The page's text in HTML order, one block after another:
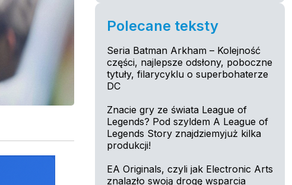
Polecane teksty
Seria Batman Arkham – Kolejność
części, najlepsze odsłony, poboczne
tytuły, filarycyklu o superbohaterze
DC
Znacie gry ze świata League of
Legends? Pod szyldem A League of
Legends Story znajdziemyjuż kilka
produkcji!
EA Originals, czyli jak Electronic Arts
znalazło swoją drogę wsparcia